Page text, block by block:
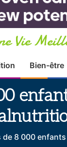
Vie
Bien-être
de 8 000